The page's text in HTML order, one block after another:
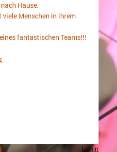
Hause.
viele Menschen in ihrem
fantastischen Teams!!!
Login